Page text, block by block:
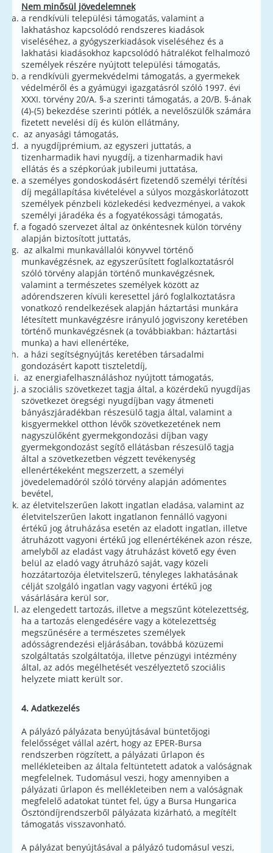
Nem minősül jövedelemnek
a rendkívüli települési támogatás, valamint a
lakhatáshoz kapcsolódó rendszeres kiadások
viseléséhez, a gyógyszerkiadások viseléséhez és a
lakhatási kiadásokhoz kapcsolódó hátralékot felhalmozó
személyek részére nyújtott települési támogatás,
a rendkívüli gyermekvédelmi támogatás, a gyermekek
védelméről és a gyámügyi igazgatásról szóló 1997. évi
XXXI. törvény 20/A. §-a szerinti támogatás, a 20/B. §-ának
(4)-(5) bekezdése szerinti pótlék, a nevelőszülők számára
fizetett nevelési díj és külön ellátmány,
az anyasági támogatás,
a nyugdíjprémium, az egyszeri juttatás, a
tizenharmadik havi nyugdíj, a tizenharmadik havi
ellátás és a szépkorúak jubileumi juttatása,
a személyes gondoskodásért fizetendő személyi térítési
díj megállapítása kivételével a súlyos mozgáskorlátozott
személyek pénzbeli közlekedési kedvezményei, a vakok
személyi járadéka és a fogyatékossági támogatás,
a fogadó szervezet által az önkéntesnek külön törvény
alapján biztosított juttatás,
az alkalmi munkavállalói könyvvel történő
munkavégzésnek, az egyszerűsített foglalkoztatásról
szóló törvény alapján történő munkavégzésnek,
valamint a természetes személyek között az
adórendszeren kívüli keresettel járó foglalkoztatásra
vonatkozó rendelkezések alapján háztartási munkára
létesített munkavégzésre irányuló jogviszony keretében
történő munkavégzésnek (a továbbiakban: háztartási
munka) a havi ellenértéke,
a házi segítségnyújtás keretében társadalmi
gondozásért kapott tiszteletdíj,
az energiafelhasználáshoz nyújtott támogatás,
a szociális szövetkezet tagja által, a közérdekű nyugdíjas
szövetkezet öregségi nyugdíjban vagy átmeneti
bányászjáradékban részesülő tagja által, valamint a
kisgyermekkel otthon lévők szövetkezetének nem
nagyszülőként gyermekgondozási díjban vagy
gyermekgondozást segítő ellátásban részesülő tagja
által a szövetkezetben végzett tevékenység
ellenértékeként megszerzett, a személyi
jövedelemadóról szóló törvény alapján adómentes
bevétel,
az életvitelszerűen lakott ingatlan eladása, valamint az
életvitelszerűen lakott ingatlanon fennálló vagyoni
értékű jog átruházása esetén az eladott ingatlan, illetve
átruházott vagyoni értékű jog ellenértékének azon része,
amelyből az eladást vagy átruházást követő egy éven
belül az eladó vagy átruházó saját, vagy közeli
hozzátartozója életvitelszerű, tényleges lakhatásának
célját szolgáló ingatlan vagy vagyoni értékű jog
vásárlására kerül sor,
az elengedett tartozás, illetve a megszűnt kötelezettség,
ha a tartozás elengedésére vagy a kötelezettség
megszűnésére a természetes személyek
adósságrendezési eljárásában, továbbá közüzemi
szolgáltatás szolgáltatója, illetve pénzügyi intézmény
által, az adós megélhetését veszélyeztető szociális
helyzete miatt került sor.
4. Adatkezelés
A pályázó pályázata benyújtásával büntetőjogi
felelősséget vállal azért, hogy az EPER-Bursa
rendszerben rögzített, a pályázati űrlapon és
mellékleteiben az általa feltüntetett adatok a valóságnak
megfelelnek. Tudomásul veszi, hogy amennyiben a
pályázati űrlapon és mellékleteiben nem a valóságnak
megfelelő adatokat tüntet fel, úgy a Bursa Hungarica
Ösztöndíjrendszerből pályázata kizárható, a megítélt
támogatás visszavonható.
A pályázat benyújtásával a pályázó tudomásul veszi,